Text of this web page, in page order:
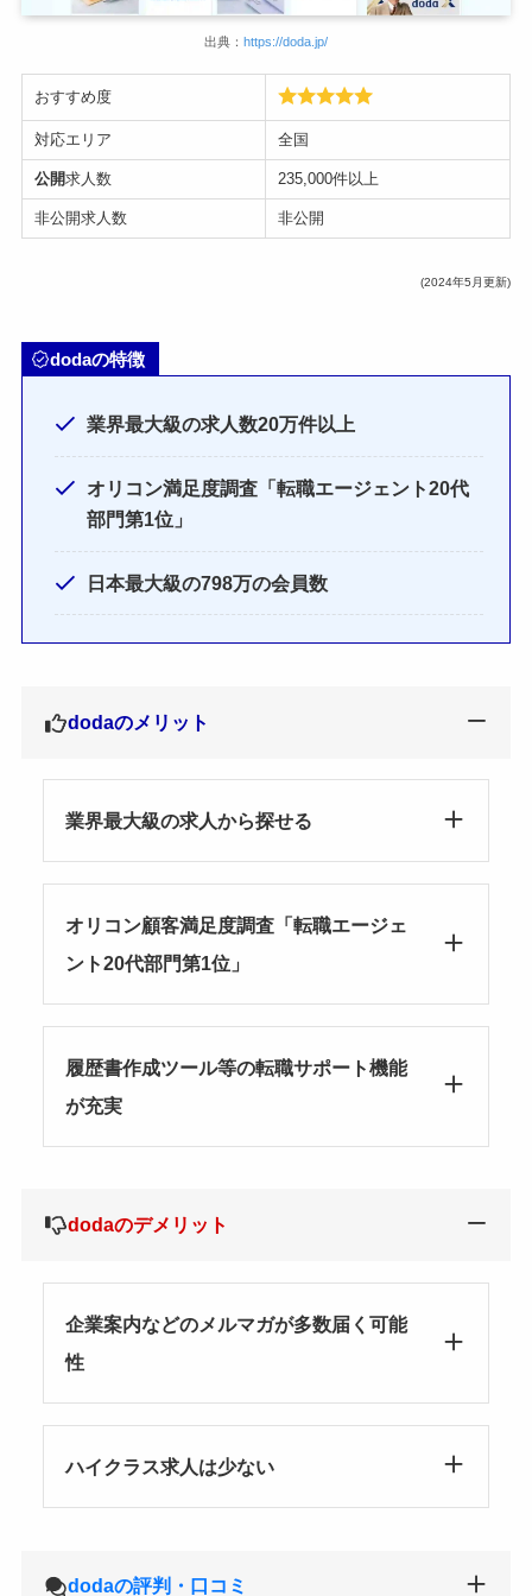
出典： https://doda.jp/
おすすめ度
対応エリア 全国
公開求人数 235,000件以上
非公開求人数 非公開
(2024年5月更新)
dodaの特徴
業界最大級の求人数20万件以上
オリコン満足度調査「転職エージェント20代
部門第1位」
日本最大級の798万の会員数
dodaのメリット
業界最大級の求人から探せる
オリコン顧客満足度調査「転職エージェ
ント20代部門第1位」
履歴書作成ツール等の転職サポート機能
が充実
dodaのデメリット
企業案内などのメルマガが多数届く可能
性
ハイクラス求人は少ない
dodaの評判・口コミ